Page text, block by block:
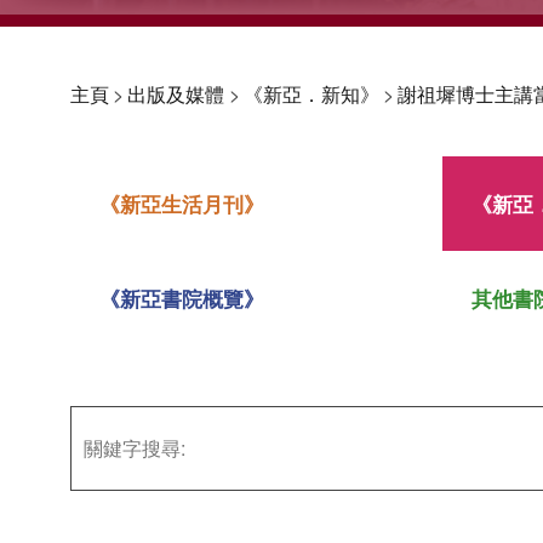
主頁> 出版及媒體 > 《新亞．新知》 > 謝祖墀博士主講
《新亞生活月刊》 《新
《新亞書院概覽》 其他書